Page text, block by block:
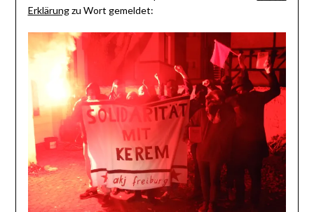
Erklärungzu Wort gemeldet: